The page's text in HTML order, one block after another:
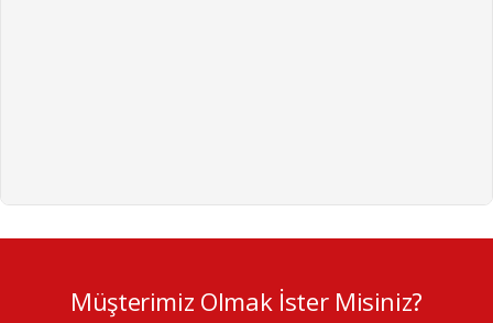
Müşterimiz Olmak İster Misiniz?